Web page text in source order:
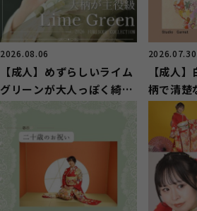
2026.08.06
【成人】めずらしいライム
グリーンが大人っぽく綺麗
2026.07.30
【成人
柄で清楚
東町】